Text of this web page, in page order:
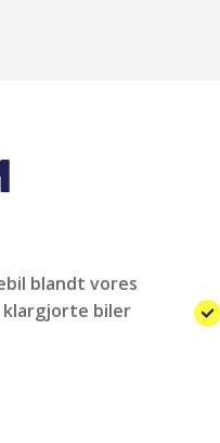
blandt vores
biler